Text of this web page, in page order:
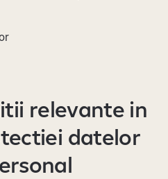
relevante in
datelor